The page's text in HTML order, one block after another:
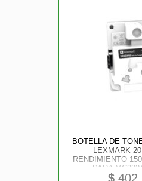
BOTELLA DE
LEXMARK
RENDIMIENTO
PARA
MC3326ADWE,
$